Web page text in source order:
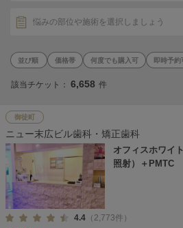
悩みの部位や施術を選択しましょう
価格帯 何度でも購入可 即時予約
該当チケット： 6,658 件
御徒町
ニュー末広ビル歯科・矯正歯科
オフィスホワイ
照射）＋PMTC
4.4 （2,773件）